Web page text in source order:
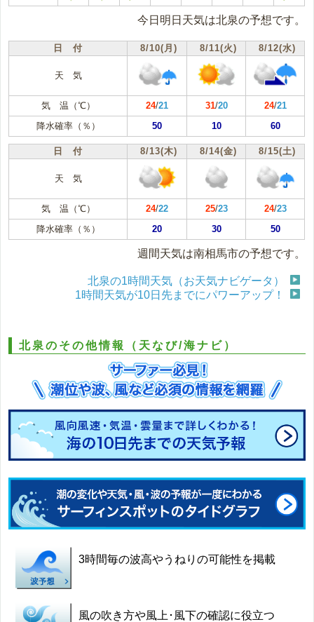
今日明日天気は北泉の予想です。
日 付 8/10(月) 8/11(火) 8/12(水)
天 気
気 温（℃） 24/21 31/20 24/21
降水確率（％）
50 10 60
日 付 8/13(木) 8/14(金) 8/15(土)
天 気
気 温（℃） 24/22 25/23 24/23
降水確率（％）
20 30 50
週間天気は南相馬市の予想です。
北泉の1時間天気（お天気ナビゲータ）
1時間天気が10日先までにパワーアップ！
北泉のその他情報（天なび/海ナビ）
3時間毎の波高やうねりの可能性を掲載
風の吹き方や風上･風下の確認に役立つ